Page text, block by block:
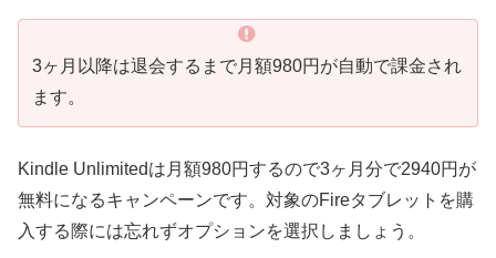
3ヶ月以降は退会するまで月額980円が自動で課金され
ます。
Kindle Unlimitedは月額980円するので3ヶ月分で2940円が
無料になるキャンペーンです。対象のFireタブレットを購
入する際には忘れずオプションを選択しましょう。